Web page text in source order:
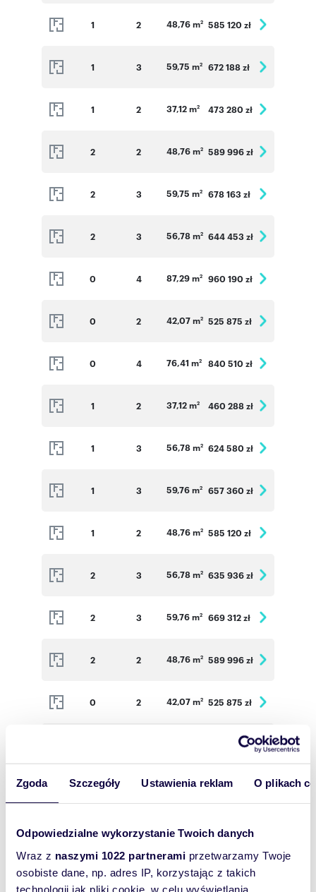
Zgoda Szczegóły Ustawienia reklam O plikach
Odpowiedzialne wykorzystanie Twoich danych
Wraz z naszymi 1022 partnerami przetwarzamy Twoje
osobiste dane, np. adres IP, korzystając z takich
technologii jak pliki cookie, w celu wyświetlania
1 2 48,76 m2 585 120 zł
1 3 59,75 m2 672 188 zł
1 2 37,12 m2 473 280 zł
2 2 48,76 m2 589 996 zł
2 3 59,75 m2 678 163 zł
2 3 56,78 m2 644 453 zł
0 4 87,29 m2 960 190 zł
0 2 42,07 m2 525 875 zł
0 4 76,41 m2 840 510 zł
1 2 37,12 m2 460 288 zł
1 3 56,78 m2 624 580 zł
1 3 59,76 m2 657 360 zł
1 2 48,76 m2 585 120 zł
2 3 56,78 m2 635 936 zł
2 3 59,76 m2 669 312 zł
2 2 48,76 m2 589 996 zł
0 2 42,07 m2 525 875 zł
585 120 zł
1 3 59,76 m 2 672 300 zł
1 3 56,80 m 639 000 zł
1 2 37,31 m 2 475 703 zł